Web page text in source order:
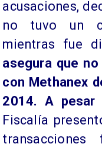
acusaciones,
no tuvo un
mientras fue
asegura que
con Methanex
2014. A pesar
Fiscalía
transacciones